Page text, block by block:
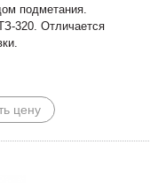
подметания.
320. Отличается
цену